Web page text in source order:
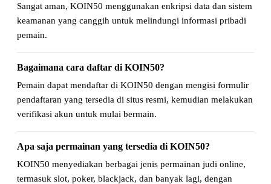
Sangat aman, KOIN50 menggunakan enkripsi data dan sistem
keamanan yang canggih untuk melindungi informasi pribadi
pemain.
Bagaimana cara daftar di KOIN50?
Pemain dapat mendaftar di KOIN50 dengan mengisi formulir
pendaftaran yang tersedia di situs resmi, kemudian melakukan
verifikasi akun untuk mulai bermain.
Apa saja permainan yang tersedia di KOIN50?
KOIN50 menyediakan berbagai jenis permainan judi online,
termasuk slot, poker, blackjack, dan banyak lagi, dengan